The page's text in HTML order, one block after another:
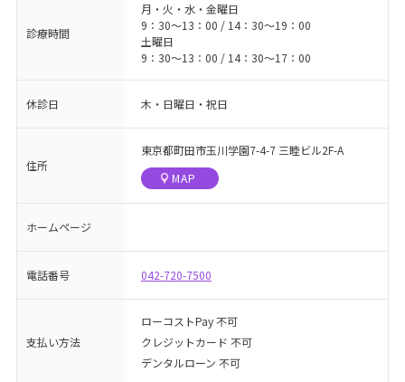
診療時間
月・火・水・金曜日
9：30〜13：00 / 14：30〜19：00
土曜日
9：30〜13：00 / 14：30〜17：00
休診日 木・日曜日・祝日
住所
東京都町田市玉川学園7-4-7 三睦ビル2F-A
MAP
ホームページ
電話番号 042-720-7500
支払い方法
ローコストPay 不可
クレジットカード 不可
デンタルローン 不可